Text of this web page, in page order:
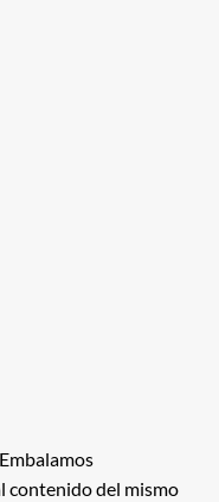
contenido del mismo